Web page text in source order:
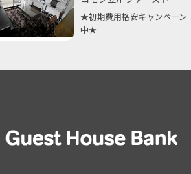
★初期費用格安キャンペーン
中★